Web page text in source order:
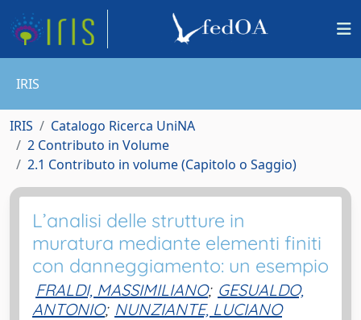
IRIS
IRIS
Catalogo Ricerca UniNA
2 Contributo in Volume
2.1 Contributo in volume (Capitolo o Saggio)
L’analisi delle strutture in
muratura mediante elementi finiti
con danneggiamento: un esempio
FRALDI, MASSIMILIANO; GESUALDO,
ANTONIO; NUNZIANTE, LUCIANO